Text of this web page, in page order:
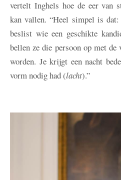
vertelt Inghels hoe de eer van
kan vallen. “Heel simpel is
beslist wie een geschikte
bellen ze die persoon op met
worden. Je krijgt een nacht
vorm nodig had (lacht).”